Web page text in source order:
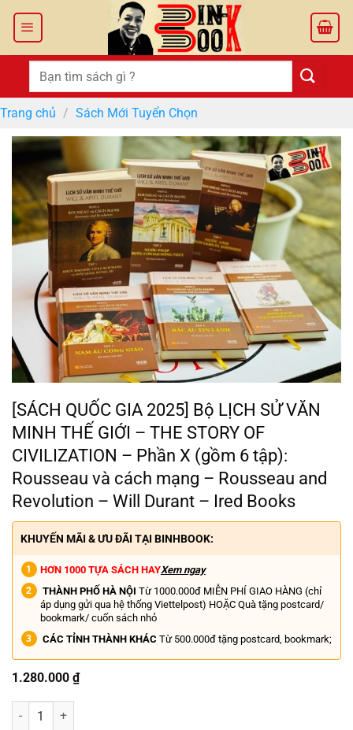
Tìm
kiếm:
Trang chủ / Sách Mới Tuyển Chọn
[SÁCH QUỐC GIA 2025] Bộ LỊCH SỬ VĂN
MINH THẾ GIỚI – THE STORY OF
CIVILIZATION – Phần X (gồm 6 tập):
Rousseau và cách mạng – Rousseau and
Revolution – Will Durant – Ired Books
KHUYẾN MÃI & ƯU ĐÃI TẠI BINHBOOK:
HƠN 1000 TỰA SÁCH HAYXem ngay
THÀNH PHỐ HÀ NỘI Từ 1000.000đ MIỄN PHÍ GIAO HÀNG (chỉ
áp dụng gửi qua hệ thống Viettelpost) HOẶC Quà tặng postcard/
bookmark/ cuốn sách nhỏ
CÁC TỈNH THÀNH KHÁC Từ 500.000đ tặng postcard, bookmark;
1.280.000 ₫
[SÁCH QUỐC GIA 2025] Bộ LỊCH SỬ VĂN MINH THẾ GIỚI - THE